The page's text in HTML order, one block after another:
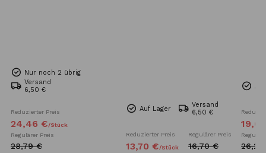
Nur noch 2 übrig
Versand
6,50 €
Reduzierter Preis
24,46 €/Stück
Regulärer Preis
28,79 €
Auf Lager
Versand
6,50 €
Reduzierter Preis
13,70 €/Stück
Regulärer Preis
16,70 €
19,67
26,23